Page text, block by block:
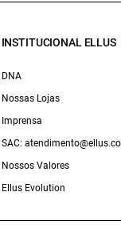
INSTITUCIONAL ELLUS
DNA
Nossas Lojas
Imprensa
SAC:
Nossos Valores
Ellus Evolution